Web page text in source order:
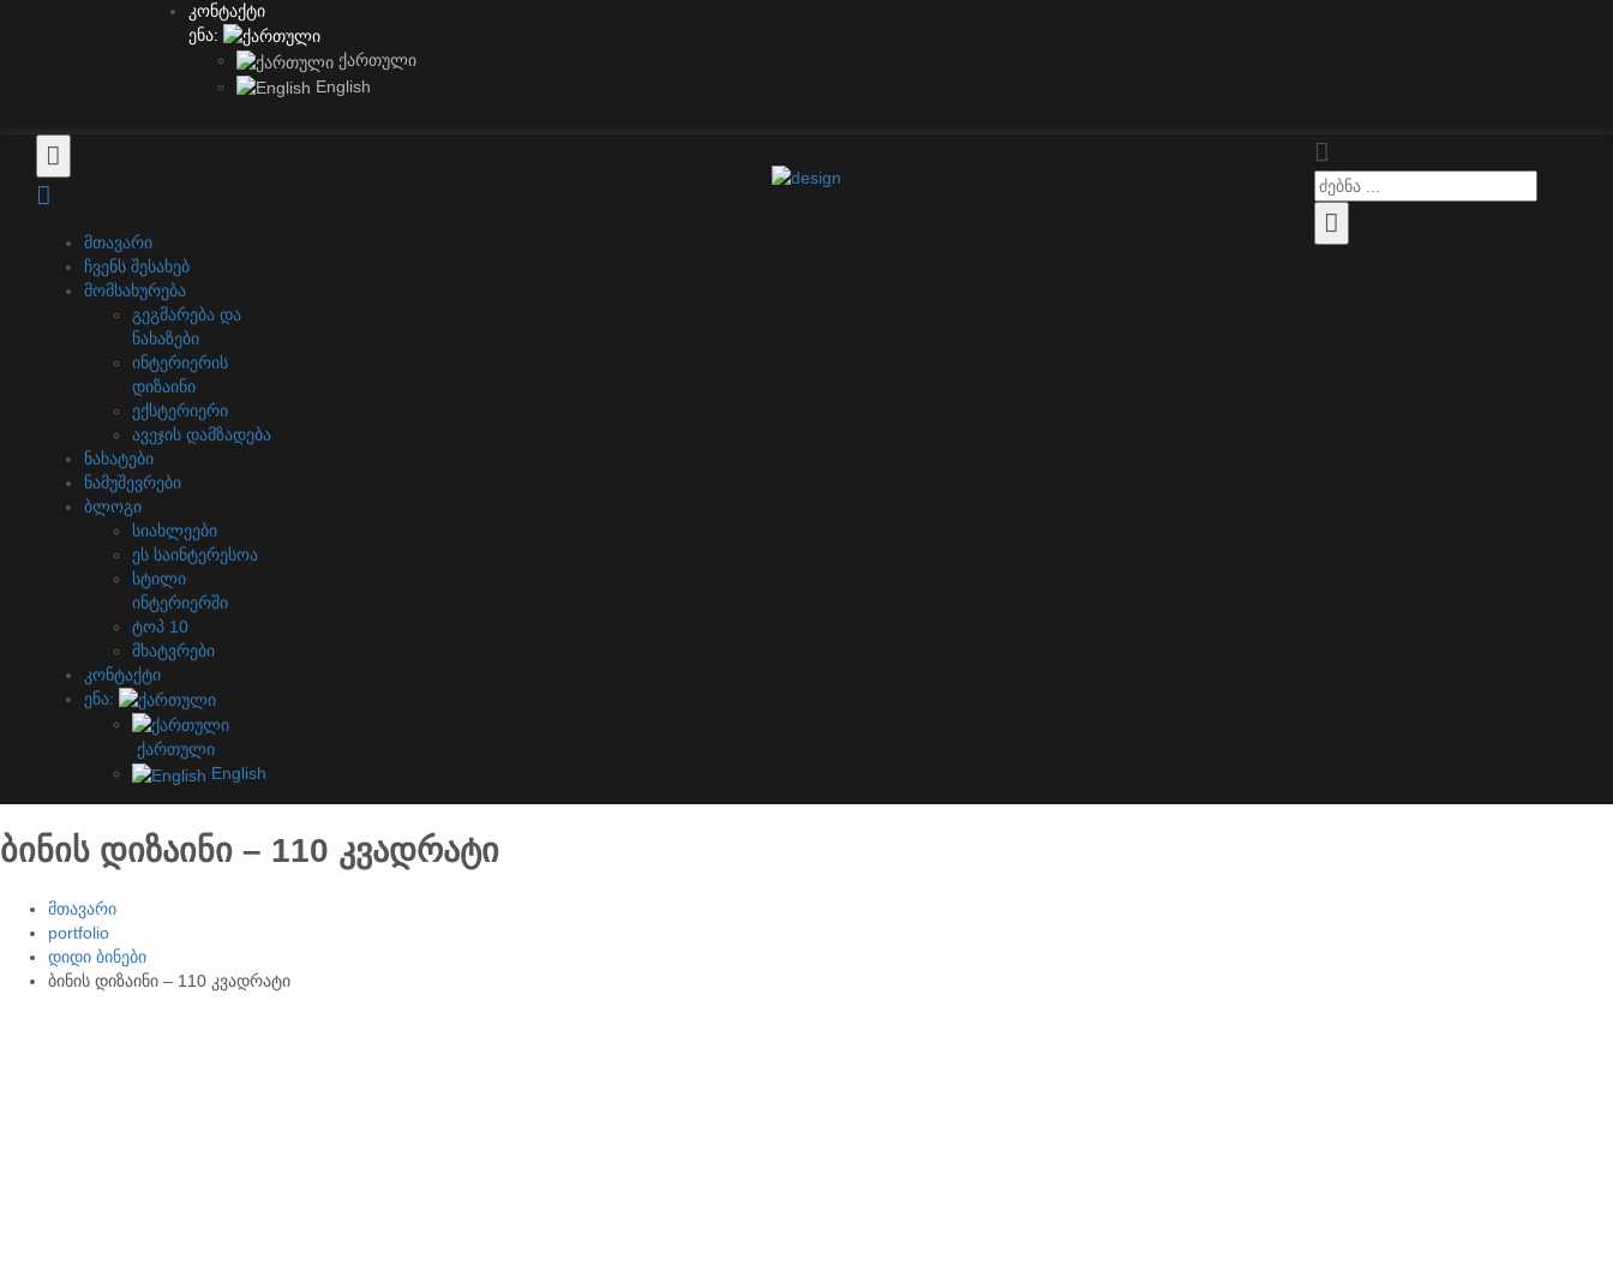
კონტაქტი
ენა:
ქართული
English
მთავარი
ჩვენს შესახებ
მომსახურება
გეგმარება და
ნახაზები
ინტერიერის
დიზაინი
ექსტერიერი
ავეჯის დამზადება
ნახატები
ნამუშევრები
ბლოგი
სიახლეები
ეს საინტერესოა
სტილი
ინტერიერში
ტოპ 10
მხატვრები
კონტაქტი
ენა:
ქართული
English
ბინის დიზაინი – 110 კვადრატი
მთავარი
portfolio
დიდი ბინები
ბინის დიზაინი – 110 კვადრატი